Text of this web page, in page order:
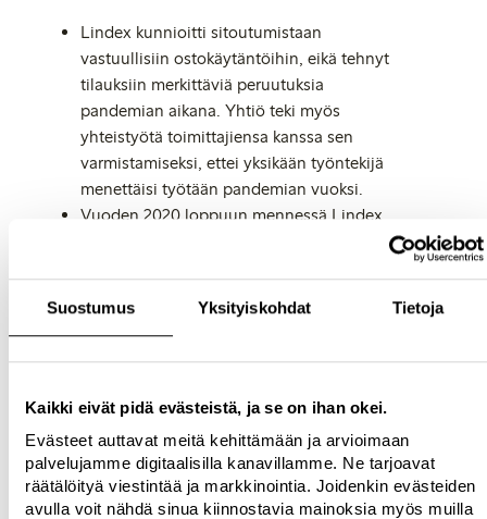
Suostumus Yksityiskohdat Tietoja
Kaikki eivät pidä evästeistä, ja se on ihan okei.
Evästeet auttavat meitä kehittämään ja arvioimaan
palvelujamme digitaalisilla kanavillamme. Ne tarjoavat
räätälöityä viestintää ja markkinointia. Joidenkin evästeiden
avulla voit nähdä sinua kiinnostavia mainoksia myös muilla
Lindex kunnioitti sitoutumistaan
vastuullisiin ostokäytäntöihin, eikä tehnyt
tilauksiin merkittäviä peruutuksia
pandemian aikana. Yhtiö teki myös
yhteistyötä toimittajiensa kanssa sen
varmistamiseksi, ettei yksikään työntekijä
menettäisi työtään pandemian vuoksi.
Vuoden 2020 loppuun mennessä Lindex
vaatetta tekstiileistä, jotka olisivat muuten
000 on naisia – Bangladeshissa,
Myanmarissa ja Intiassa WE Women by
Lindex -hankkeellaan, jolla yhtiö pyrkii
lisäämään sukupuolten välistä tasa-arvoa ja
osallistavia työympäristöjä